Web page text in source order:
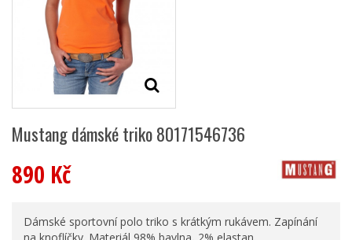
Mustang dámské triko 80171546736
890 Kč
Dámské sportovní polo triko s krátkým rukávem. Zapínání